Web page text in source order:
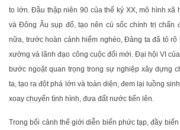
to lớn. Đầu thập niên 90 của thế kỷ XX, mô hình xã
và Đông Âu sụp đổ, tạo nên cú sốc chính trị chấn
nữa, trước hoàn cảnh hiểm nghèo, Đảng ta đã tỏ rõ
xướng và lãnh đạo công cuộc đổi mới. Đại hội VI
bước ngoặt quan trọng trong sự nghiệp xây dựng
ta, tạo ra đột phá lớn và toàn diện, đem lại luồng
xoay chuyển tình hình, đưa đất nước tiến lên.
Trong bối cảnh thế giới diễn biến phức tạp, đầy